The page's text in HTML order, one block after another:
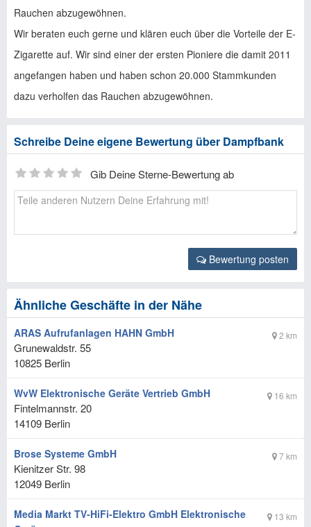
Rauchen abzugewöhnen.
Wir beraten euch gerne und klären euch über die Vorteile der E-
Zigarette auf. Wir sind einer der ersten Pioniere die damit 2011
angefangen haben und haben schon 20.000 Stammkunden
dazu verholfen das Rauchen abzugewöhnen.
Schreibe Deine eigene Bewertung über Dampfbank
Gib Deine Sterne-Bewertung ab
Bewertung posten
Ähnliche Geschäfte in der Nähe
2 km
ARAS Aufrufanlagen HAHN GmbH
Grunewaldstr. 55
10825 Berlin
16 km
WvW Elektronische Geräte Vertrieb GmbH
Fintelmannstr. 20
14109 Berlin
7 km
Brose Systeme GmbH
Kienitzer Str. 98
12049 Berlin
13 km
Media Markt TV-HiFi-Elektro GmbH Elektronische